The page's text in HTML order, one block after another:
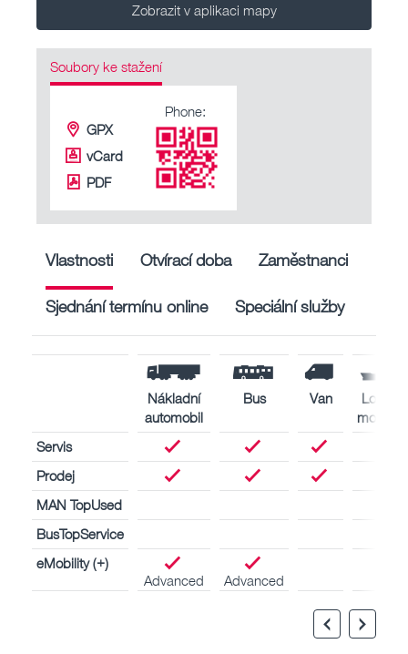
Zobrazit v aplikaci mapy
Soubory ke stažení
GPX
vCard
PDF
Phone:
Vlastnosti Otvírací doba Zaměstnanci
Sjednání termínu online Speciální služby
Nákladní
automobil
Bus Van
Lodní
motory
Servis
Prodej
MAN TopUsed
BusTopService
eMobility (+)
Advanced
Advanced